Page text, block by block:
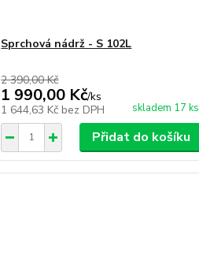
Sprchová nádrž - S 102L
2 390,00 Kč
1 990,00 Kč/ks
1 644,63 Kč bez DPH skladem 17 ks
Přidat do košíku